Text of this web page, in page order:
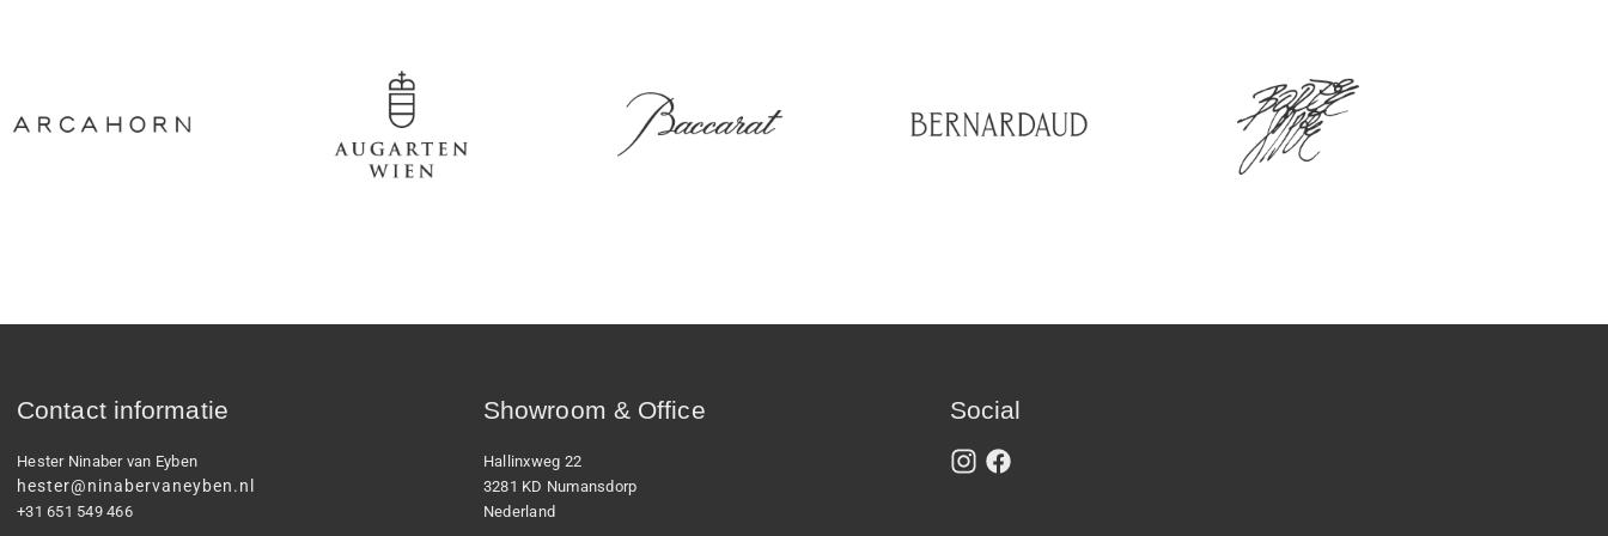
Contact informatie
Hester Ninaber van Eyben
hester@ninabervaneyben.nl
+31 651 549 466
Showroom & Office
Hallinxweg 22
3281 KD Numansdorp
Nederland
Social